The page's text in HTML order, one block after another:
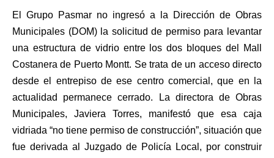
El Grupo Pasmar no ingresó a la Dirección de Obras
Municipales (DOM) la solicitud de permiso para levantar
una estructura de vidrio entre los dos bloques del Mall
Costanera de Puerto Montt. Se trata de un acceso directo
desde el entrepiso de ese centro comercial, que en la
actualidad permanece cerrado. La directora de Obras
Municipales, Javiera Torres, manifestó que esa caja
vidriada “no tiene permiso de construcción”, situación que
fue derivada al Juzgado de Policía Local, por construir